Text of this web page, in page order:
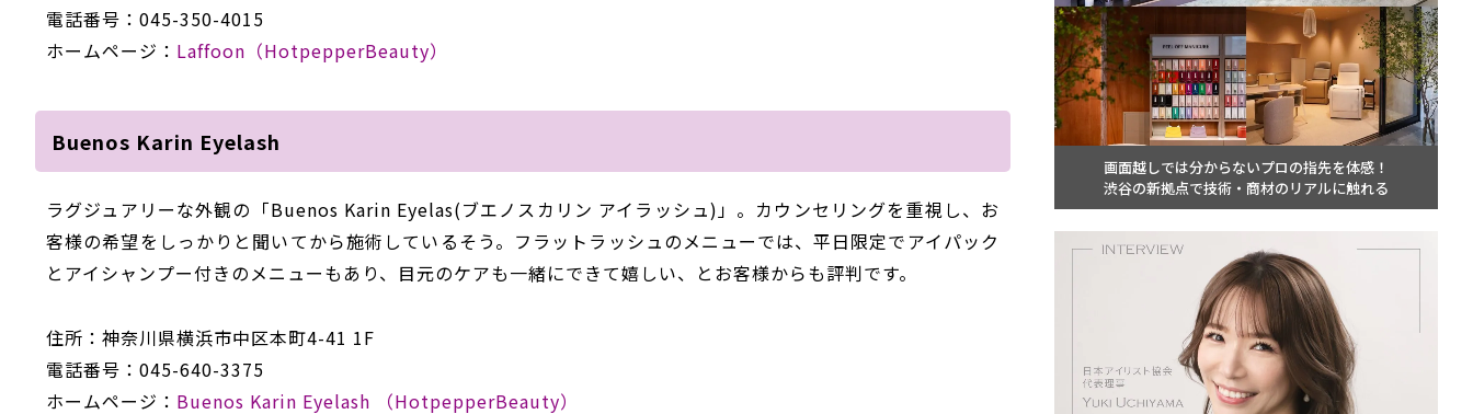
電話番号：045-350-4015
ホームページ： Laffoon（HotpepperBeauty）
Buenos Karin Eyelash
ラグジュアリーな外観の「Buenos Karin Eyelas(ブエノスカリン アイラッシュ)」。カウンセリングを重視し、お
客様の希望をしっかりと聞いてから施術しているそう。フラットラッシュのメニューでは、平日限定でアイパック
とアイシャンプー付きのメニューもあり、目元のケアも一緒にできて嬉しい、とお客様からも評判です。
住所：神奈川県横浜市中区本町4-41 1F
電話番号：045-640-3375
ホームページ： Buenos Karin Eyelash （HotpepperBeauty）
画面越しでは分からないプロの指先を体感！
渋谷の新拠点で技術・商材のリアルに触れる